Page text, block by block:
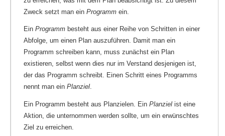
Zweck setzt man ein Programm ein.
Ein Programm besteht aus einer Reihe von Schritten in einer
Abfolge, um einen Plan auszuführen. Damit man ein
Programm schreiben kann, muss zunächst ein Plan
existieren, selbst wenn dies nur im Verstand desjenigen ist,
der das Programm schreibt. Einen Schritt eines Programms
nennt man ein Planziel.
Ein Programm besteht aus Planzielen. Ein Planziel ist eine
Aktion, die unternommen werden sollte, um ein erwünschtes
Ziel zu erreichen.